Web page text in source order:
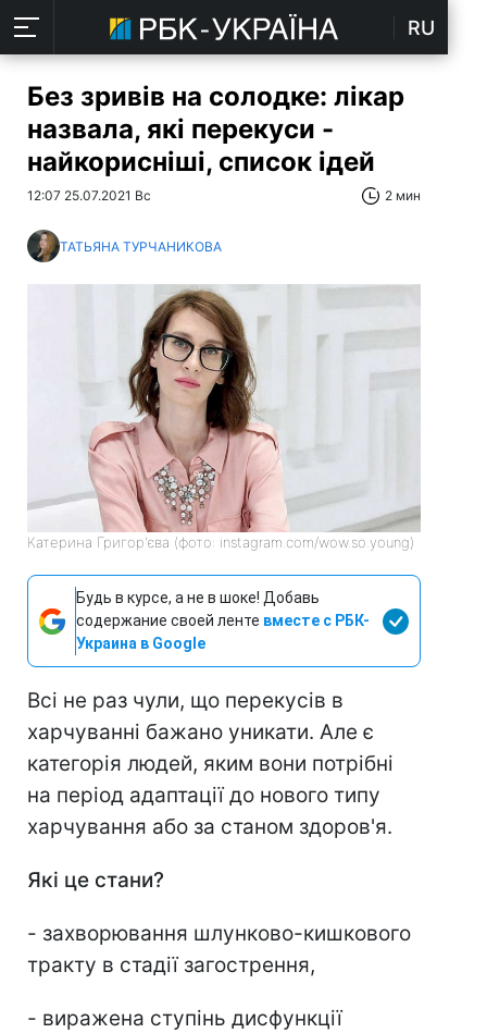
RU
Без зривів на солодке: лікар
назвала, які перекуси -
найкорисніші, список ідей
12:07 25.07.2021 Вс 2 мин
ТАТЬЯНА ТУРЧАНИКОВА
Катерина Григор'єва (фото: instagram.com/wow.so.young)
Будь в курсе, а не в шоке! Добавь
содержание своей ленте вместе с РБК-
Украина в Google
Всі не раз чули, що перекусів в
харчуванні бажано уникати. Але є
категорія людей, яким вони потрібні
на період адаптації до нового типу
харчування або за станом здоров'я.
Які це стани?
- захворювання шлунково-кишкового
тракту в стадії загострення,
- виражена ступінь дисфункції